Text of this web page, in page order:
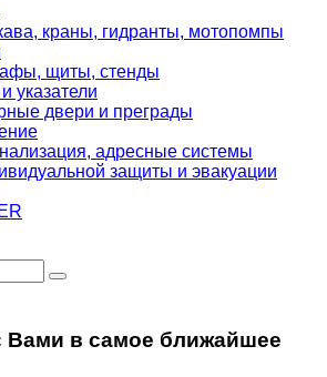
краны, гидранты, мотопомпы
щиты, стенды
указатели
двери и преграды
адресные системы
защиты и эвакуации
в самое ближайшее